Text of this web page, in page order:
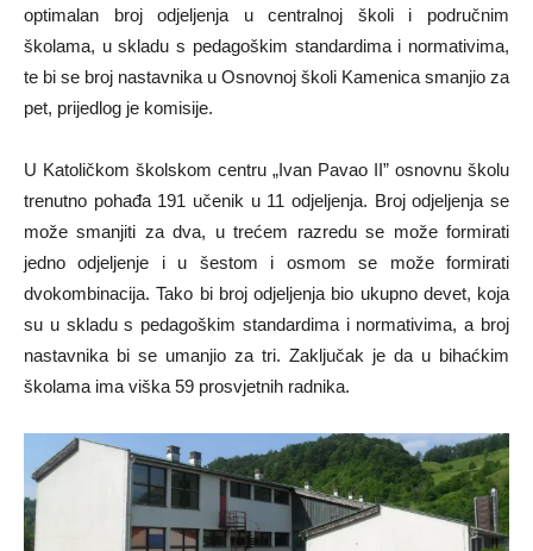
optimalan broj odjeljenja u centralnoj školi i područnim
školama, u skladu s pedagoškim standardima i normativima,
te bi se broj nastavnika u Osnovnoj školi Kamenica smanjio za
pet, prijedlog je komisije.
U Katoličkom školskom centru „Ivan Pavao II” osnovnu školu
trenutno pohađa 191 učenik u 11 odjeljenja. Broj odjeljenja se
može smanjiti za dva, u trećem razredu se može formirati
jedno odjeljenje i u šestom i osmom se može formirati
dvokombinacija. Tako bi broj odjeljenja bio ukupno devet, koja
su u skladu s pedagoškim standardima i normativima, a broj
nastavnika bi se umanjio za tri. Zaključak je da u bihaćkim
školama ima viška 59 prosvjetnih radnika.